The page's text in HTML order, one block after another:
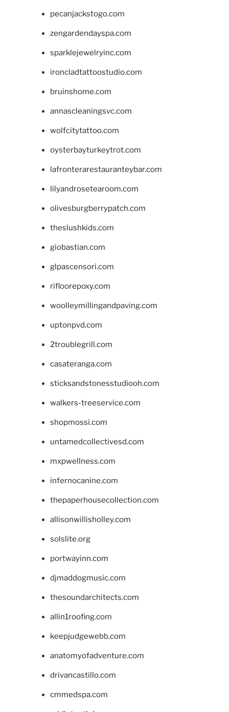
pecanjackstogo.com
zengardendayspa.com
sparklejewelryinc.com
ironcladtattoostudio.com
bruinshome.com
annascleaningsvc.com
wolfcitytattoo.com
oysterbayturkeytrot.com
lafronterarestauranteybar.com
lilyandrosetearoom.com
olivesburgberrypatch.com
theslushkids.com
giobastian.com
glpascensori.com
rifloorepoxy.com
woolleymillingandpaving.com
uptonpvd.com
2troublegrill.com
casateranga.com
sticksandstonesstudiooh.com
walkers-treeservice.com
shopmossi.com
untamedcollectivesd.com
mxpwellness.com
infernocanine.com
thepaperhousecollection.com
allisonwillisholley.com
solslite.org
portwayinn.com
djmaddogmusic.com
thesoundarchitects.com
allin1roofing.com
keepjudgewebb.com
anatomyofadventure.com
drivancastillo.com
cmmedspa.com